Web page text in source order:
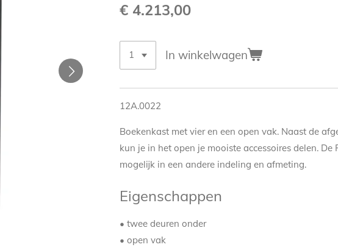
€ 4.213,00
In winkelwagen
12A.0022
Boekenkast met vier en een open vak. Naast de
kun je in het open je mooiste accessoires delen.
mogelijk in een andere indeling en afmeting.
Eigenschappen
• twee deuren onder
• open vak